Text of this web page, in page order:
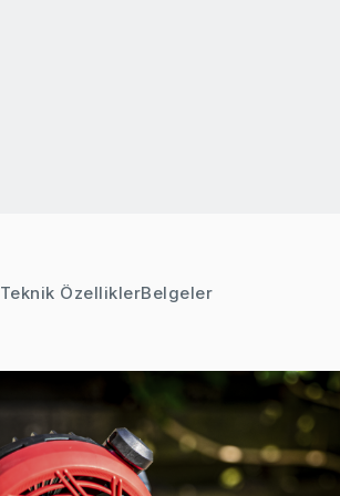
Teknik ÖzelliklerBelgeler